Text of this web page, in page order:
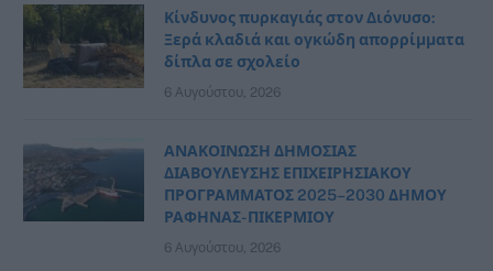
Κίνδυνος πυρκαγιάς στον Διόνυσο:
Ξερά κλαδιά και ογκώδη απορρίμματα
δίπλα σε σχολείο
6 Αυγούστου, 2026
ΑΝΑΚΟΙΝΩΣΗ ΔΗΜΟΣΙΑΣ
ΔΙΑΒΟΥΛΕΥΣΗΣ ΕΠΙΧΕΙΡΗΣΙΑΚΟΥ
ΠΡΟΓΡΑΜΜΑΤΟΣ 2025–2030 ΔΗΜΟΥ
ΡΑΦΗΝΑΣ- ΠΙΚΕΡΜΙΟΥ
6 Αυγούστου, 2026